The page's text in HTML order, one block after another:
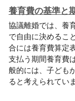
養育費の基準と
協議離婚では、養
で自由に決めるこ
合には養育費算定
支払う期間養育費
般的には、子ども
ると考えられてい